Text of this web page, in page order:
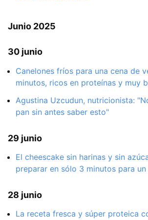
Junio 2025
30 junio
Canelones fríos para una cena de
minutos, ricos en proteínas y muy
Agustina Uzcudun, nutricionista:
pan sin antes saber esto"
29 junio
El cheescake sin harinas y sin
preparar en sólo 3 minutos para
28 junio
La receta fresca y súper proteica